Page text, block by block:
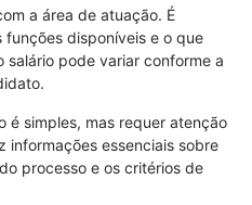
a área de atuação. É
disponíveis e o que
salário pode variar conforme a
é simples, mas requer atenção
informações essenciais sobre
processo e os critérios de